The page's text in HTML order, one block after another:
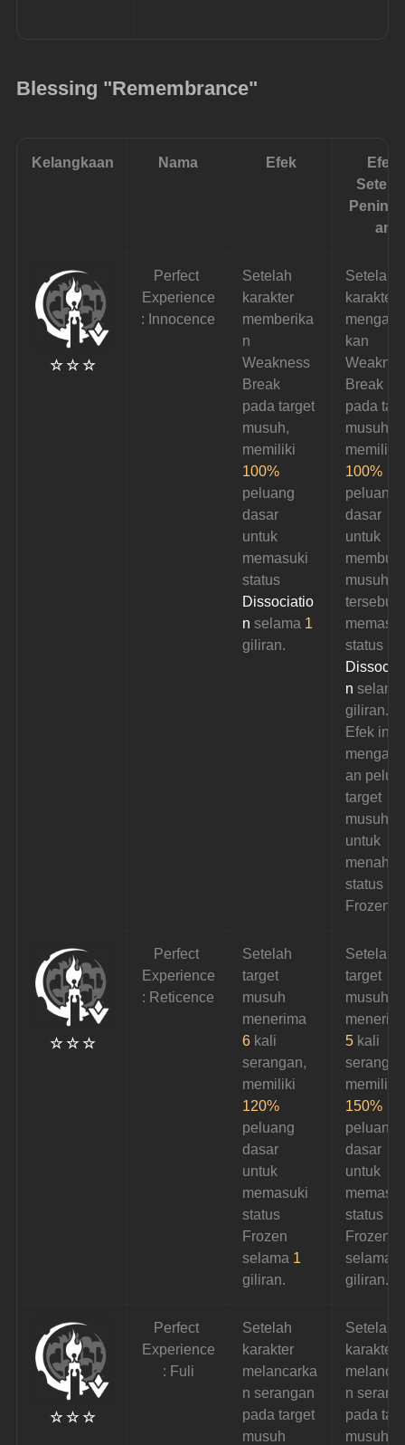
Blessing "Remembrance"
Kelangkaan Nama Efek
Efek
an
☆ ☆ ☆
Perfect
Experience
: Innocence
Setelah
karakter
memberika
n
Weakness
Break
pada target
musuh,
memiliki
100%
peluang
dasar
untuk
memasuki
status
Dissociatio
n selama 1
giliran.
Setelah
karakter
kan
Break
pada
musuh,
memiliki
100%
peluang
dasar
untuk
musuh
tersebut
status
n
giliran.
Efek ini
an
target
musuh
untuk
status
Frozen.
☆ ☆ ☆
Perfect
Experience
: Reticence
Setelah
target
musuh
menerima
6 kali
serangan,
memiliki
120%
peluang
dasar
untuk
memasuki
status
Frozen
selama 1
giliran.
Setelah
target
musuh
5 kali
memiliki
150%
peluang
dasar
untuk
status
Frozen
selama
giliran.
☆ ☆ ☆
Perfect
Experience
: Fuli
Setelah
karakter
melancarka
n serangan
pada target
musuh
Setelah
karakter
n
pada
musuh